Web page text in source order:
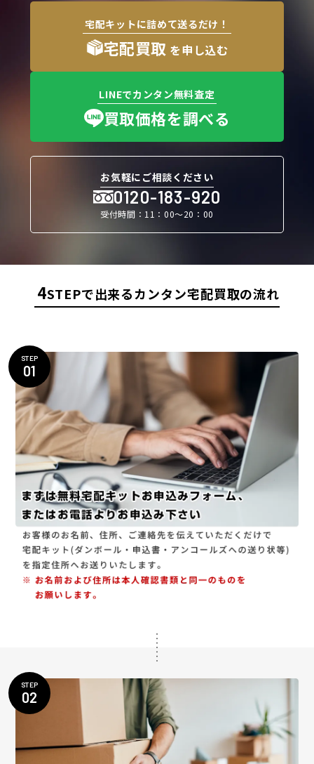
宅配キットに詰めて送るだけ！
宅配買取 を申し込む
LINEでカンタン無料査定
買取価格を調べる
お気軽にご相談ください
0120-183-920
受付時間：11：00〜20：00
4STEPで出来るカンタン宅配買取の流れ
STEP
01
STEP
02